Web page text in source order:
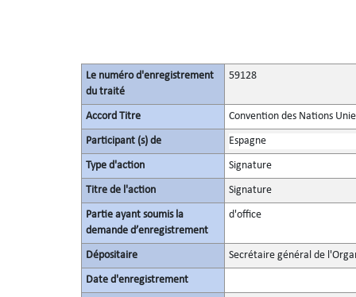
Le numéro d'enregistrement
du traité
59128
Accord Titre Convention des Nations
Participant (s) de Espagne
Type d'action Signature
Titre de l'action Signature
Partie ayant soumis la
demande d’enregistrement
d'office
Dépositaire Secrétaire général de
Date d'enregistrement